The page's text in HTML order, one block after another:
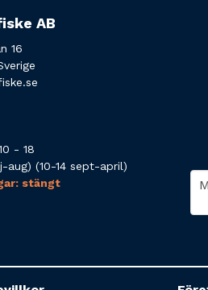
AB
16
- 18
aug) (10-14 sept-april)
stängt